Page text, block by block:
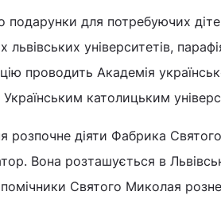
подарунки для потребуючих
львівських університетів,
проводить Академія
Українським католицьким
розпочне діяти Фабрика
Вона розташується в
Святого Миколая